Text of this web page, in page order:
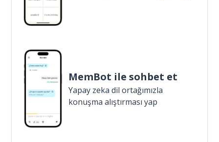
MemBot ile sohbet et
Yapay zeka dil ortağımızla
konuşma alıştırması yap